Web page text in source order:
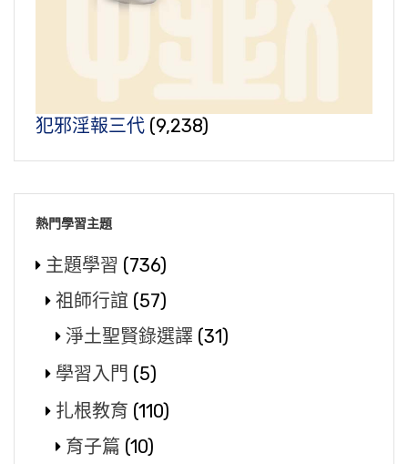
犯邪淫報三代 (9,238)
熱門學習主題
主題學習 (736)
祖師行誼 (57)
淨土聖賢錄選譯 (31)
學習入門 (5)
扎根教育 (110)
育子篇 (10)